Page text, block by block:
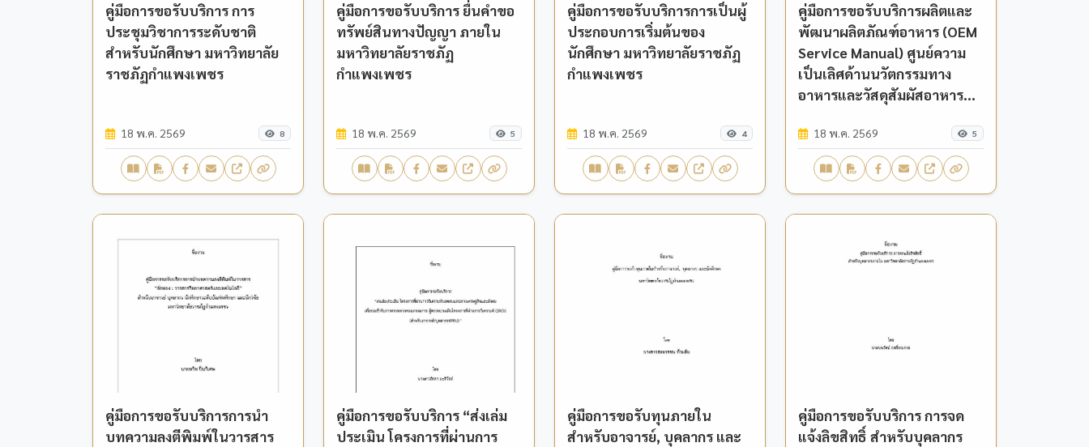
คู่มือการขอรับบริการ การ
ประชุมวิชาการระดับชาติ
สำหรับนักศึกษา มหาวิทยาลัย
ราชภัฏกำแพงเพชร
18 พ.ค. 2569 8
คู่มือการขอรับบริการ ยื่นคำขอ
ทรัพย์สินทางปัญญา ภายใน
มหาวิทยาลัยราชภัฏ
กำแพงเพชร
18 พ.ค. 2569 5
คู่มือการขอรับบริการการเป็นผู้
ประกอบการเริ่มต้นของ
นักศึกษา มหาวิทยาลัยราชภัฏ
กำแพงเพชร
18 พ.ค. 2569 4
คู่มือการขอรับบริการผลิตและ
พัฒนาผลิตภัณฑ์อาหาร (OEM
Service Manual) ศูนย์ความ
เป็นเลิศด้านนวัตกรรมทาง
อาหารและวัสดุสัมผัสอาหาร
กำแพงเพชร
18 พ.ค. 2569 5
คู่มือการขอรับบริการการนำ
บทความลงตีพิมพ์ในวารสาร
คู่มือการขอรับบริการ “ส่งเล่ม
ประเมิน โครงการที่ผ่านการ
คู่มือการขอรับทุนภายใน
สำหรับอาจารย์, บุคลากร และ
คู่มือการขอรับบริการ การจด
แจ้งลิขสิทธิ์ สำหรับบุคลากร